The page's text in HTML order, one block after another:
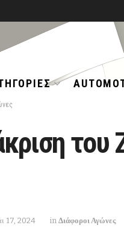
του
17, 2024 in Διάφοροι Αγώνες